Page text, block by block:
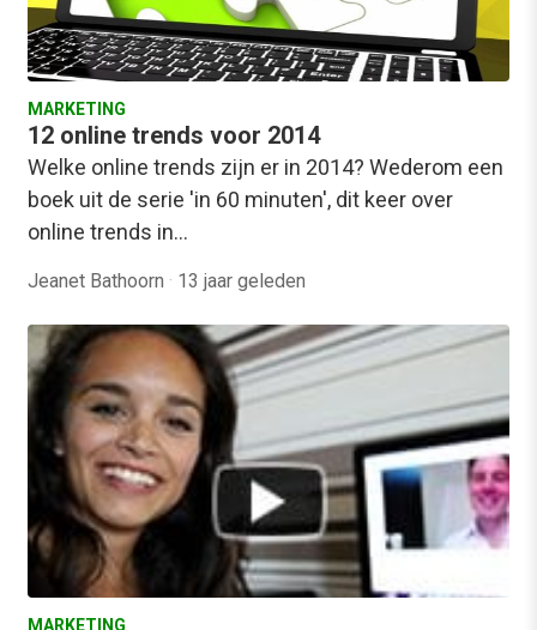
MARKETING
12 online trends voor 2014
Welke online trends zijn er in 2014? Wederom een
boek uit de serie 'in 60 minuten', dit keer over
online trends in…
Jeanet Bathoorn · 13 jaar geleden
MARKETING